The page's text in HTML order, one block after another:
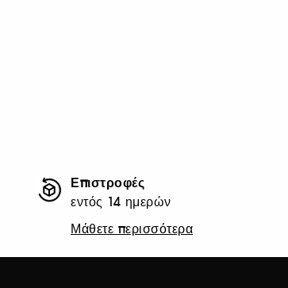
Επιστροφές
εντός 14 ημερών
Μάθετε περισσότερα